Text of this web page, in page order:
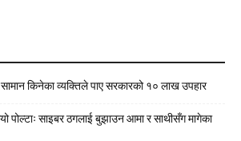
किनेका व्यक्तिले पाए सरकारको १० लाख उपहार
पोल्टाः साइबर ठगलाई बुझाउन आमा र साथीसँग मागेका